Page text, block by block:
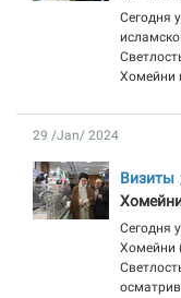
Сегодня
Хомейни
29 /Jan/ 2024
Визиты
Сегодня
Хомейни